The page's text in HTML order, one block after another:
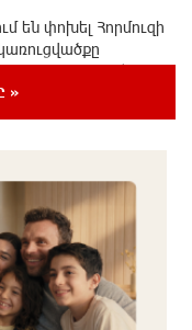
են փոխել Հորմուզի
37 րոպե առաջ
մեկ ժամ առաջ
վարորդին
մեկ ժամ առաջ
»